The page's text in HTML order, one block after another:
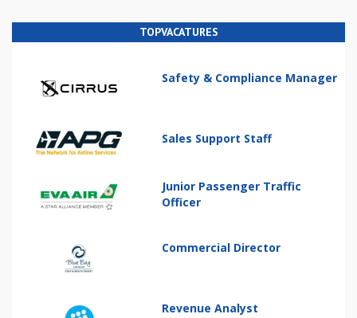
TOPVACATURES
Safety & Compliance Manager
Sales Support Staff
Junior Passenger Traffic
Officer
Commercial Director
Revenue Analyst